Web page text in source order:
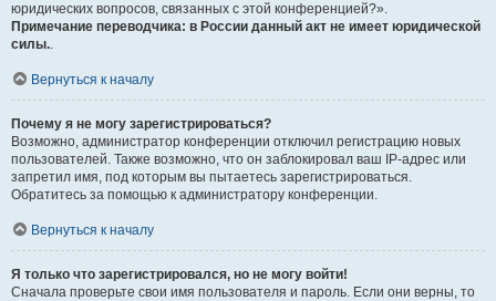
юридических вопросов, связанных с этой конференцией?».
Примечание переводчика: в России данный акт не имеет юридической
силы..
Вернуться к началу
Почему я не могу зарегистрироваться?
Возможно, администратор конференции отключил регистрацию новых
пользователей. Также возможно, что он заблокировал ваш IP-адрес или
запретил имя, под которым вы пытаетесь зарегистрироваться.
Обратитесь за помощью к администратору конференции.
Вернуться к началу
Я только что зарегистрировался, но не могу войти!
Сначала проверьте свои имя пользователя и пароль. Если они верны, то